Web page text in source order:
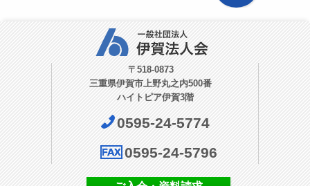
〒518-0873
三重県伊賀市上野丸之内500番
ハイトピア伊賀3階
0595-24-5774
0595-24-5796